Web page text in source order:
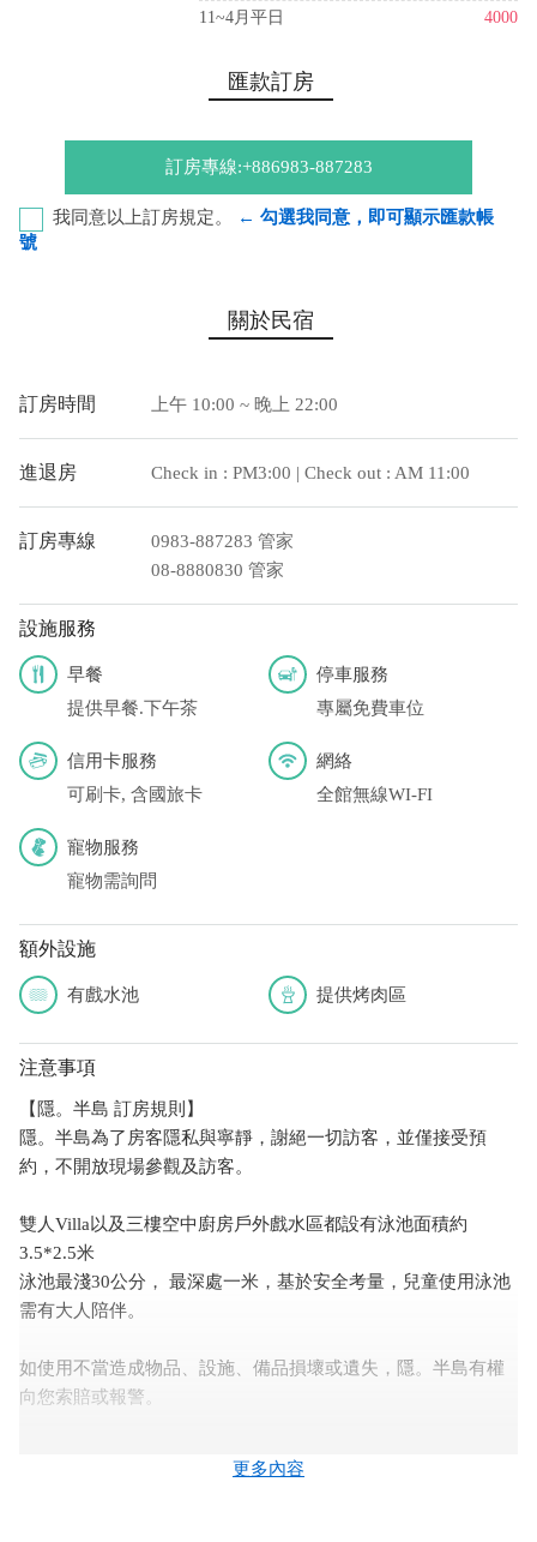
11~4月平日
4000
匯款訂房
訂房專線:+886983-887283
我同意以上訂房規定。
← 勾選我同意，即可顯示匯款帳
號
合作金庫-潮州分行 代號﹕006 帳號﹕0370717106689
戶名﹕莫爾國際有限公司
您也可以利用這幾個常用的網路ATM匯款： [
宿有提供該銀行匯款帳號喔。) 匯入任何款項後，請記得與業者
連絡喔！
關於民宿
訂房時間 上午 10:00 ~ 晚上 22:00
進退房 Check in : PM3:00 | Check out : AM 11:00
訂房專線
0983-887283 管家
08-8880830 管家
設施服務
早餐
提供早餐.下午茶
停車服務
專屬免費車位
信用卡服務
可刷卡, 含國旅卡
網絡
全館無線WI-FI
寵物服務
寵物需詢問
額外設施
有戲水池 提供烤肉區
注意事項
【隱。半島 訂房規則】
隱。半島為了房客隱私與寧靜，謝絕一切訪客，並僅接受預
約，不開放現場參觀及訪客。
雙人Villa以及三樓空中廚房戶外戲水區都設有泳池面積約
3.5*2.5米
泳池最淺30公分， 最深處一米，基於安全考量，兒童使用泳池
需有大人陪伴。
如使用不當造成物品、設施、備品損壞或遺失，隱。半島有權
向您索賠或報警。
民宿中島廚房備有烤肉爐具，膠囊咖啡機，BOSCH烤箱與投影
更多內容